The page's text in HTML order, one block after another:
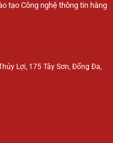
tạo Công nghệ thông tin hàng
Lợi, 175 Tây Sơn, Đống Đa,